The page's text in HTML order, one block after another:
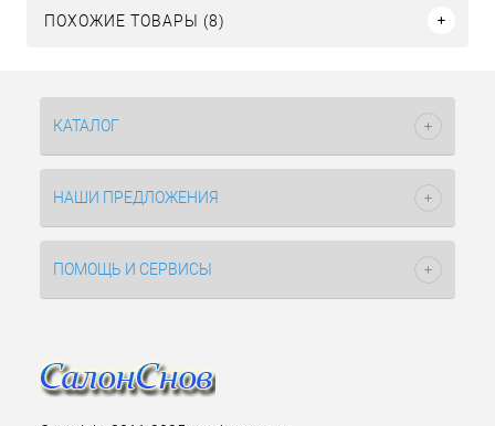
ПОХОЖИЕ ТОВАРЫ (8)
КАТАЛОГ
НАШИ ПРЕДЛОЖЕНИЯ
ПОМОЩЬ И СЕРВИСЫ